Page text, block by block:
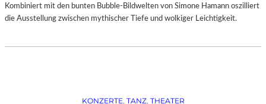
Kombiniert mit den bunten Bubble-Bildwelten von Simone Hamann oszilliert
die Ausstellung zwischen mythischer Tiefe und wolkiger Leichtigkeit.
KONZERTE, TANZ, THEATER